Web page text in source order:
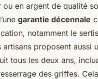
ou en argent de qualité
garantie décennale
notamment le
artisans proposent aussi
tous les deux ans,
des griffes.